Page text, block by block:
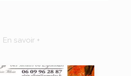
En savoir +